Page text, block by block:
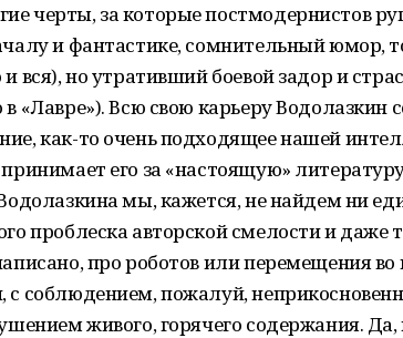
черты, за которые постмодернистов
и фантастике, сомнительный юмор,
и вся), но утративший боевой задор и
«Лавре»). Всю свою карьеру Водолазкин
как-то очень подходящее нашей
его за «настоящую»
мы, кажется, не найдем ни
проблеска авторской смелости и даже
про роботов или перемещения во
с соблюдением, пожалуй,
живого, горячего содержания. Да,